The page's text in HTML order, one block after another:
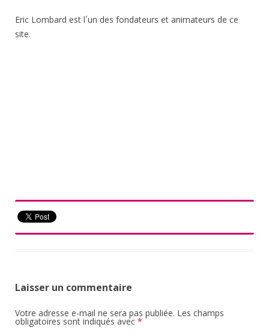
Eric Lombard est l´un des fondateurs et animateurs de ce
site.
Laisser un commentaire
Votre adresse e-mail ne sera pas publiée. Les champs
obligatoires sont indiqués avec *